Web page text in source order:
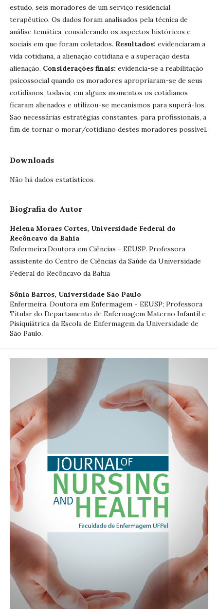
estudo, seis moradores de um serviço residencial
terapêutico. Os dados foram analisados pela técnica de
análise temática, considerando os aspectos históricos e
sociais em que foram coletados. Resultados: evidenciaram a
vida cotidiana, a alienação cotidiana e a superação desta
alienação. Considerações finais: evidencia-se a reabilitação
psicossocial quando os moradores apropriaram-se de seus
cotidianos, todavia, em alguns momentos os cotidianos
ficaram alienados e utilizou-se mecanismos para superá-los.
São necessárias estratégias constantes, para profissionais, a
fim de tornar o morar/cotidiano destes moradores possível.
Downloads
Não há dados estatísticos.
Biografia do Autor
Helena Moraes Cortes, Universidade Federal do
Recôncavo da Bahia
Enfermeira.Doutora em Ciências - EEUSP. Professora
assistente do Centro de Ciências da Saúde da Universidade
Federal do Recôncavo da Bahia
Sônia Barros, Universidade São Paulo
Enfermeira, Doutora em Enfermagem - EEUSP; Professora
Titular do Departamento de Enfermagem Materno Infantil e
Pisiquiátrica da Escola de Enfermagem da Universidade de
São Paulo.